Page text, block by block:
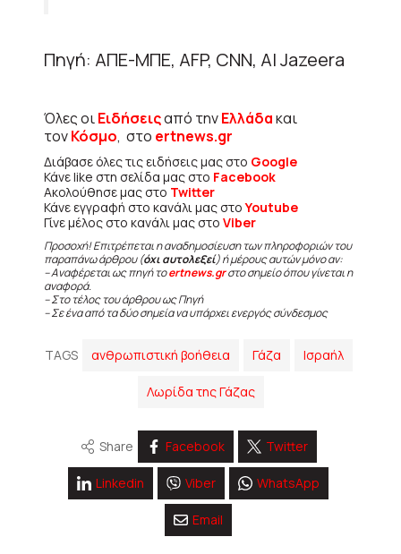
Πηγή: ΑΠΕ-ΜΠΕ, AFP, CNN, Al Jazeera
Όλες οιΕιδήσειςαπό τηνΕλλάδακαι
τονΚόσμο, στο ertnews.gr
Διάβασε όλες τις ειδήσεις μας στο Google
Κάνε like στη σελίδα μας στο Facebook
Ακολούθησε μας στο Twitter
Κάνε εγγραφή στο κανάλι μας στοYoutube
Γίνε μέλος στο κανάλι μας στο Viber
Προσοχή! Επιτρέπεται η αναδημοσίευση των πληροφοριών του
παραπάνω άρθρου (όχι αυτολεξεί) ή μέρους αυτών μόνο αν:
– Αναφέρεται ως πηγή τοertnews.grστο σημείο όπου γίνεται η
αναφορά.
– Στο τέλος του άρθρου ως Πηγή
– Σε ένα από τα δύο σημεία να υπάρχει ενεργός σύνδεσμος
TAGS ανθρωπιστική βοήθεια Γάζα Ισραήλ
Λωρίδα της Γάζας
Share Facebook Twitter
Linkedin Viber WhatsApp
Email